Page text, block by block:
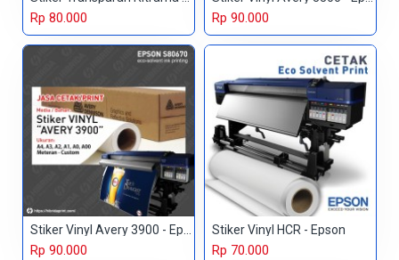
Rp 80.000 Rp 90.000
Rp 90.000
Stiker Vinyl HCR - Epson
Rp 70.000